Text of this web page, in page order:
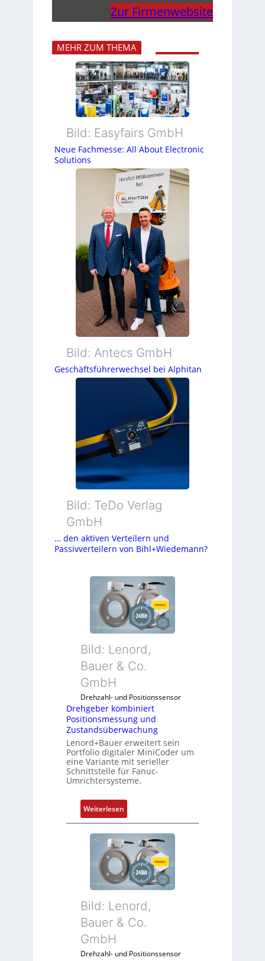
Zur Firmenwebsite
MEHR ZUM THEMA
Bild: Easyfairs GmbH
Neue Fachmesse: All About Electronic
Solutions
Bild: Antecs GmbH
Geschäftsführerwechsel bei Alphitan
Bild: TeDo Verlag
GmbH
… den aktiven Verteilern und
Passivverteilern von Bihl+Wiedemann?
Bild: Lenord,
Bauer & Co.
GmbH
Drehzahl- und Positionssensor
Drehgeber kombiniert
Positionsmessung und
Zustandsüberwachung
Lenord+Bauer erweitert sein
Portfolio digitaler MiniCoder um
eine Variante mit serieller
Schnittstelle für Fanuc-
Umrichtersysteme.
Weiterlesen:
D
r
e
h
g
e
e
m
Bild: Lenord,
Bauer & Co.
GmbH
Drehzahl- und Positionssensor